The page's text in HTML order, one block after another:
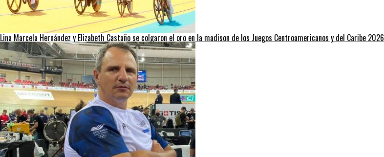
Lina Marcela Hernández y Elizabeth Castaño se colgaron el oro en la madison de los Juegos Centroamericanos y del Caribe 2026